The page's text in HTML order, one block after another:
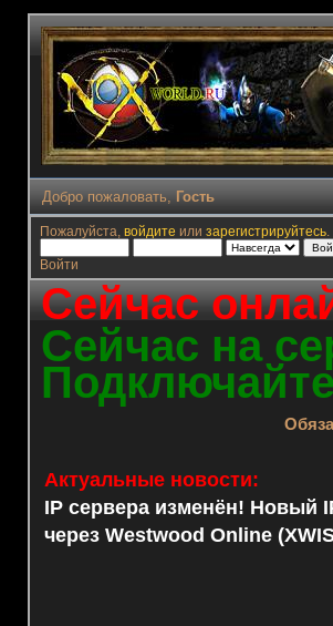
Добро пожаловать, Гость
Пожалуйста, войдите или зарегистрируйтесь.
Войти
Сейчас
Сейчас на
Актуальные новости:
IP сервера изменён! Новый
через Westwood Online